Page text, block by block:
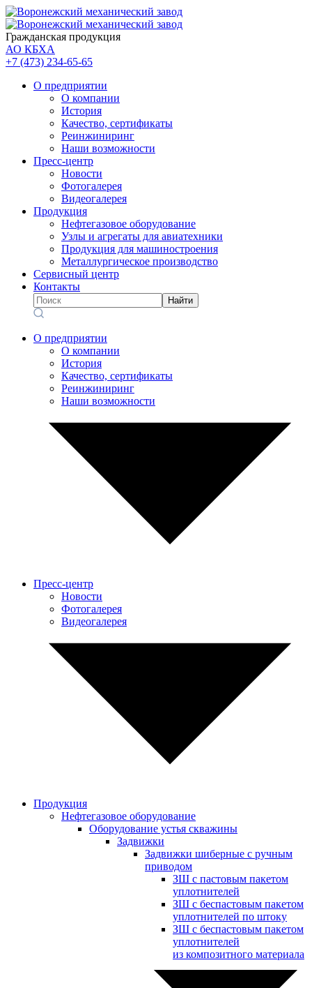
Гражданская продукция
АО КБХА
+7 (473) 234-65-65
О предприятии
О компании
История
Качество, сертификаты
Реинжиниринг
Наши возможности
Пресс-центр
Новости
Фотогалерея
Видеогалерея
Продукция
Нефтегазовое оборудование
Узлы и агрегаты для авиатехники
Продукция для машиностроения
Металлургическое производство
Сервисный центр
Контакты
Найти
О предприятии
О компании
История
Качество, сертификаты
Реинжиниринг
Наши возможности
Пресс-центр
Новости
Фотогалерея
Видеогалерея
Продукция
Нефтегазовое оборудование
Оборудование устья скважины
Задвижки
Задвижки шиберные с ручным
приводом
ЗШ с пастовым пакетом
уплотнителей
ЗШ с беспастовым пакетом
уплотнителей по штоку
ЗШ с беспастовым пакетом
уплотнителей
из композитного материала